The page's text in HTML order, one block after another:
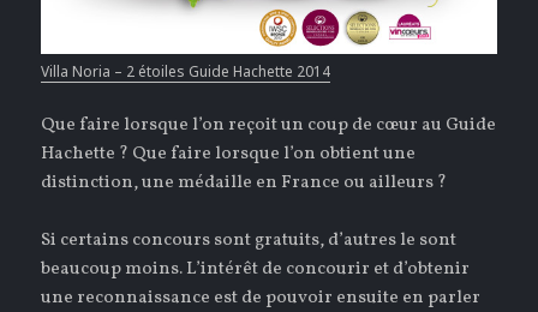
Villa Noria – 2 étoiles Guide Hachette 2014
Que faire lorsque l’on reçoit un coup de cœur au Guide
Hachette ? Que faire lorsque l’on obtient une
distinction, une médaille en France ou ailleurs ?
Si certains concours sont gratuits, d’autres le sont
beaucoup moins. L’intérêt de concourir et d’obtenir
une reconnaissance est de pouvoir ensuite en parler